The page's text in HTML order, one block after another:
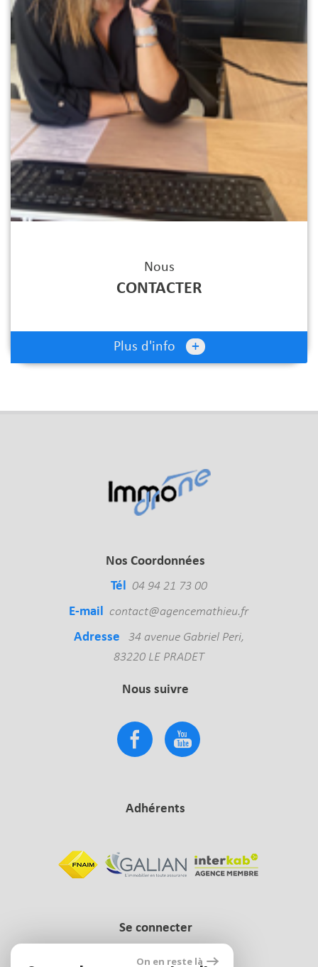
Nous
CONTACTER
Plus d'info +
Nos Coordonnées
Tél 04 94 21 73 00
E-mail contact@agencemathieu.fr
Adresse
34 avenue Gabriel Peri,
83220 LE PRADET
Nous suivre
Adhérents
Se connecter
On en reste là